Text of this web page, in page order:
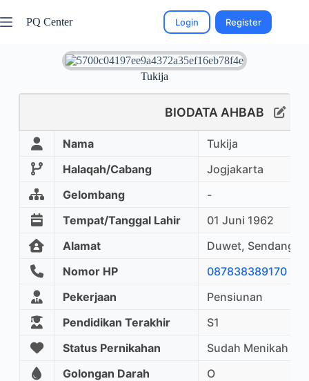
PQ Center Login Register
Tukija
BIODATA AHBAB
Nama
Tukija
Halaqah/Cabang
Jogjakarta
Gelombang
-
Tempat/Tanggal Lahir
01 Juni 1962
Alamat
Duwet,
Nomor HP
087838389170
Pekerjaan
Pensiunan
Pendidikan Terakhir
S1
Status Pernikahan
Sudah Menikah
Golongan Darah
O